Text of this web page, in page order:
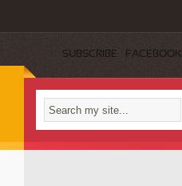
SUBSCRIBE FACEBOOK